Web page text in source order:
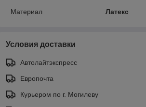
Материал Латекс
Условия доставки
Автолайтэкспресс
Европочта
Курьером по г. Могилеву